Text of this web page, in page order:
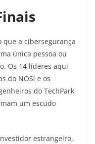
que a cibersegurança
única pessoa ou
Os 14 líderes aqui
do NOSi e os
do TechPark
um escudo
estrangeiro,